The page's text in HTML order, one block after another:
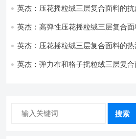
英杰：压花摇粒绒三层复合面料的
英杰：高弹性压花摇粒绒三层复合
英杰：压花摇粒绒三层复合面料的
英杰：弹力布和格子摇粒绒三层复
搜索